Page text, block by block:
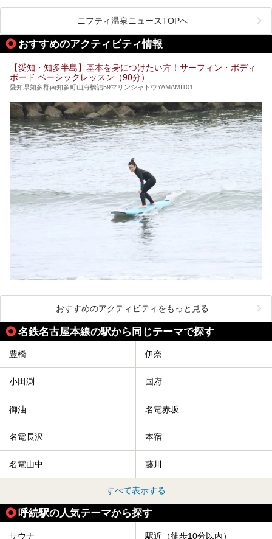
ムリエの目線で紹介していきます！
名古屋市内にはスーパー銭湯や日帰り温泉が多く、「どこに
行こうかな？」と悩んでしまう方も多いと思います。
ぜひこの記事を参考にして「キャナル・リゾート」に出かけ
てみるのはいかがでしょうか？
ニフティ温泉ニュースTOPへ
おすすめのアクティビティ情報
【愛知・知多半島】基本を身につけたい方！サーフィン・ボディ
ボード ベーシックレッスン（90分）
愛知県知多郡南知多町山海橋詰59マリンシャトウYAMAMI101
おすすめのアクティビティをもっと見る
名鉄名古屋本線の駅から同じテーマで探す
豊橋 伊奈
小田渕 国府
御油 名電赤坂
名電長沢 本宿
名電山中 藤川
すべて表示する
呼続駅の人気テーマから探す
サウナ 駅近（徒歩10分以内）